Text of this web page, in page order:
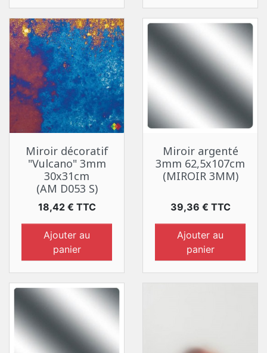
Miroir décoratif
"Vulcano" 3mm
30x31cm
(AM D053 S)
Prix
18,42 € TTC
Ajouter au
panier
Miroir argenté
3mm 62,5x107cm
(MIROIR 3MM)
Prix
39,36 € TTC
Ajouter au
panier